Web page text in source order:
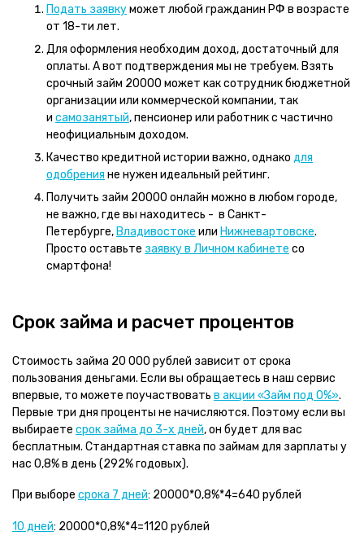
Подать заявкуможет любой гражданин РФ в возрасте
от 18-ти лет.
Для оформления необходим доход, достаточный для
оплаты. А вот подтверждения мы не требуем. Взять
срочный займ 20000 может как сотрудник бюджетной
организации или коммерческой компании, так
и самозанятый, пенсионер или работник с частично
неофициальным доходом.
Качество кредитной истории важно, однако для
одобрения не нужен идеальный рейтинг.
Получить займ 20000 онлайн можно в любом городе,
не важно, где вы находитесь - в Санкт-
Петербурге, Владивостоке или Нижневартовске.
Просто оставьте заявку в Личном кабинете со
смартфона!
Срок займа и расчет процентов
Стоимость займа 20 000 рублей зависит от срока
пользования деньгами. Если вы обращаетесь в наш сервис
впервые, то можете поучаствовать в акции «Займ под 0%».
Первые три дня проценты не начисляются. Поэтому если вы
выбираете срок займа до 3-х дней, он будет для вас
бесплатным. Стандартная ставка по займам для зарплаты у
нас 0,8% в день (292% годовых).
При выборе срока 7 дней: 20000*0,8%*4=640 рублей
10 дней: 20000*0,8%*4=1120 рублей